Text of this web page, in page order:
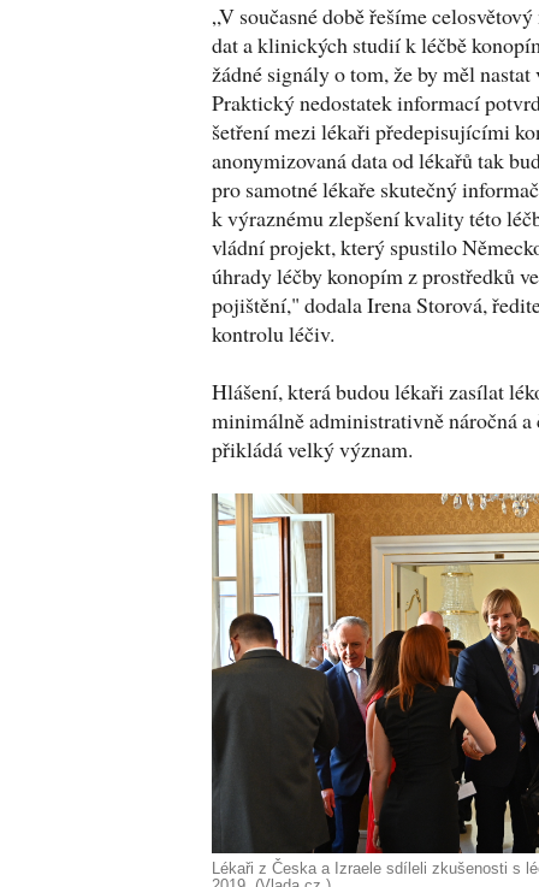
„V současné době řešíme
dat a klinických studií k léčbě
žádné signály o tom, že by měl
Praktický nedostatek informací
šetření mezi lékaři předepisujícími
anonymizovaná data od lékařů tak
pro samotné lékaře skutečný
k výraznému zlepšení kvality této
vládní projekt, který spustilo
úhrady léčby konopím z prostředků
pojištění," dodala Irena Storová,
kontrolu léčiv.
Hlášení, která budou lékaři zasílat
minimálně administrativně náročná
přikládá velký význam.
Lékaři z Česka a Izraele sdíleli zkušenosti s